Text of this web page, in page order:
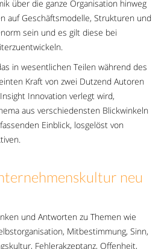
über die ganze Organisation hinweg
auf Geschäftsmodelle, Strukturen und
sein und es gilt diese bei
in wesentlichen Teilen während des
Kraft von zwei Dutzend Autoren
Innovation verlegt wird,
aus verschiedensten Blickwinkeln
Einblick, losgelöst von
neu
und Antworten zu Themen wie
Mitbestimmung, Sinn,
Fehlerakzeptanz, Offenheit,